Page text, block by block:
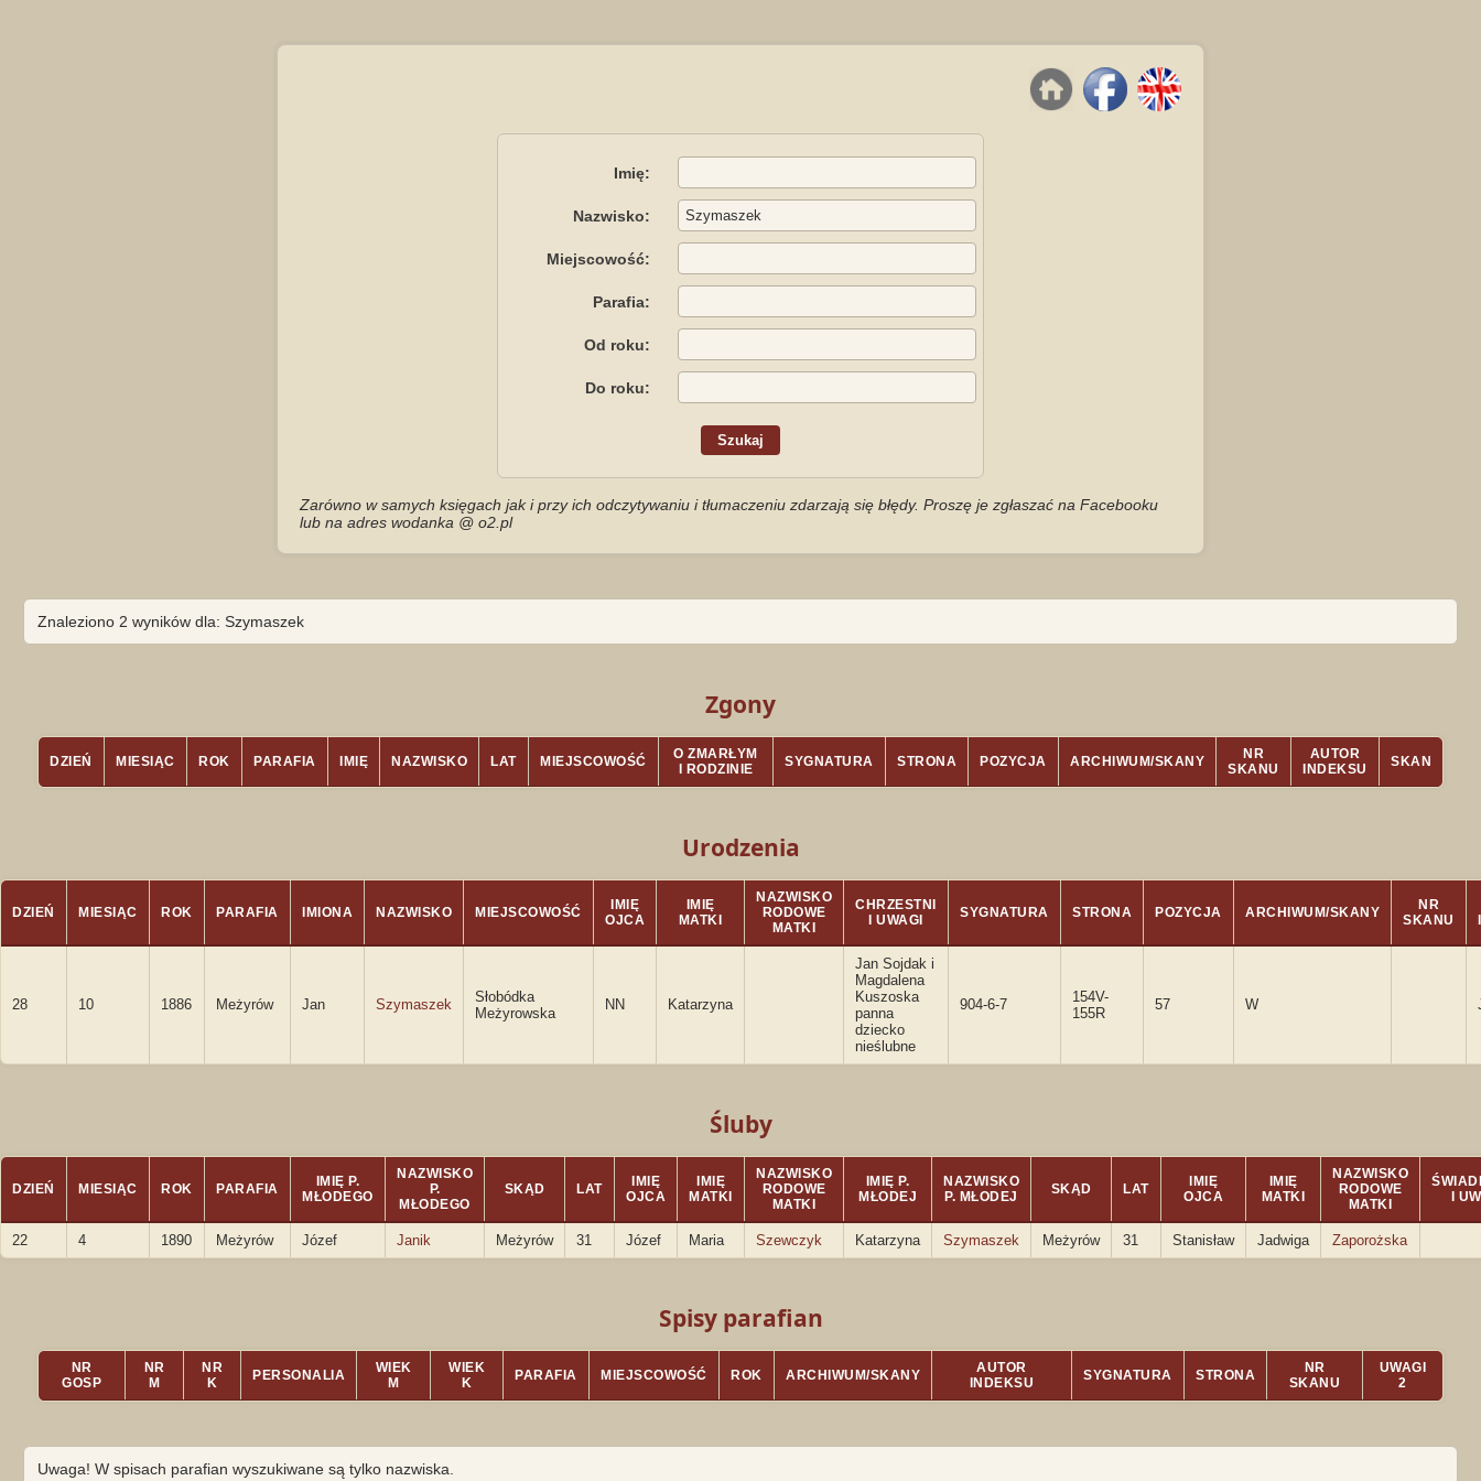
Imię:
Nazwisko:
Miejscowość:
Parafia:
Od roku:
Do roku:
Zarówno w samych księgach jak i przy ich odczytywaniu i tłumaczeniu zdarzają się błędy. Proszę je zgłaszać na Facebooku
lub na adres wodanka @ o2.pl
Znaleziono 2 wyników dla: Szymaszek
Zgony
DZIEŃ MIESIĄC ROK PARAFIA IMIĘ NAZWISKO LAT MIEJSCOWOŚĆ
O ZMARŁYM
I RODZINIE
SYGNATURA STRONA POZYCJA ARCHIWUM/SKANY
NR
SKANU
AUTOR
INDEKSU
SKAN
Urodzenia
DZIEŃ MIESIĄC ROK PARAFIA IMIONA NAZWISKO MIEJSCOWOŚĆ
IMIĘ
OJCA
IMIĘ
MATKI
NAZWISKO
RODOWE
MATKI
CHRZESTNI
I UWAGI
SYGNATURA STRONA POZYCJA ARCHIWUM/SKANY
NR
SKANU
28 10 1886 Meżyrów Jan Szymaszek
Słobódka
Meżyrowska
NN Katarzyna
Jan Sojdak i
Magdalena
Kuszoska
panna
dziecko
nieślubne
904-6-7
154V-
155R
57 W
Śluby
DZIEŃ MIESIĄC ROK PARAFIA
IMIĘ P.
MŁODEGO
NAZWISKO
P.
MŁODEGO
SKĄD LAT
IMIĘ
OJCA
IMIĘ
MATKI
NAZWISKO
RODOWE
MATKI
IMIĘ P.
MŁODEJ
NAZWISKO
P. MŁODEJ
SKĄD LAT
IMIĘ
OJCA
IMIĘ
MATKI
NAZWISKO
RODOWE
MATKI
I
22 4 1890 Meżyrów Józef Janik Meżyrów 31 Józef Maria Szewczyk Katarzyna Szymaszek Meżyrów 31 Stanisław Jadwiga Zaporożska
Spisy parafian
NR
GOSP
NR
M
NR
K
PERSONALIA
WIEK
M
WIEK
K
PARAFIA MIEJSCOWOŚĆ ROK ARCHIWUM/SKANY
AUTOR
INDEKSU
SYGNATURA STRONA
NR
SKANU
UWAGI
2
Uwaga! W spisach parafian wyszukiwane są tylko nazwiska.